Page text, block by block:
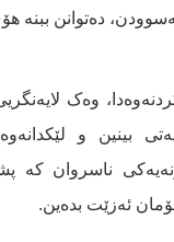
دەتوانن ببنە
وەک
بینین و لێکدانەوەی
ناسروان کە
ئەزێت بدەین.